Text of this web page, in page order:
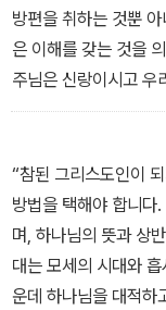
영적 싸움은 죽는 날
대 휴가를 갖지도 않고
기 바란다면 늘 싸워
적 전쟁에 대해 아무
받을 수 있습니다. 그
이기 때문입니다. 참
가 있는데, 하나는 내
적인 평강입니다!”
방편을 취하는 것뿐
은 이해를 갖는 것을
주님은 신랑이시고 우
시고 우리는 그분의
자입니다. 주님은 우
은 우리의 선생이시고
관계 가운데 주님과
다.
우리는 바울이 “이는
“참된 그리스도인이
방법을 택해야 합니다
며, 하나님의 뜻과 상
대는 모세의 시대와
운데 하나님을 대적하